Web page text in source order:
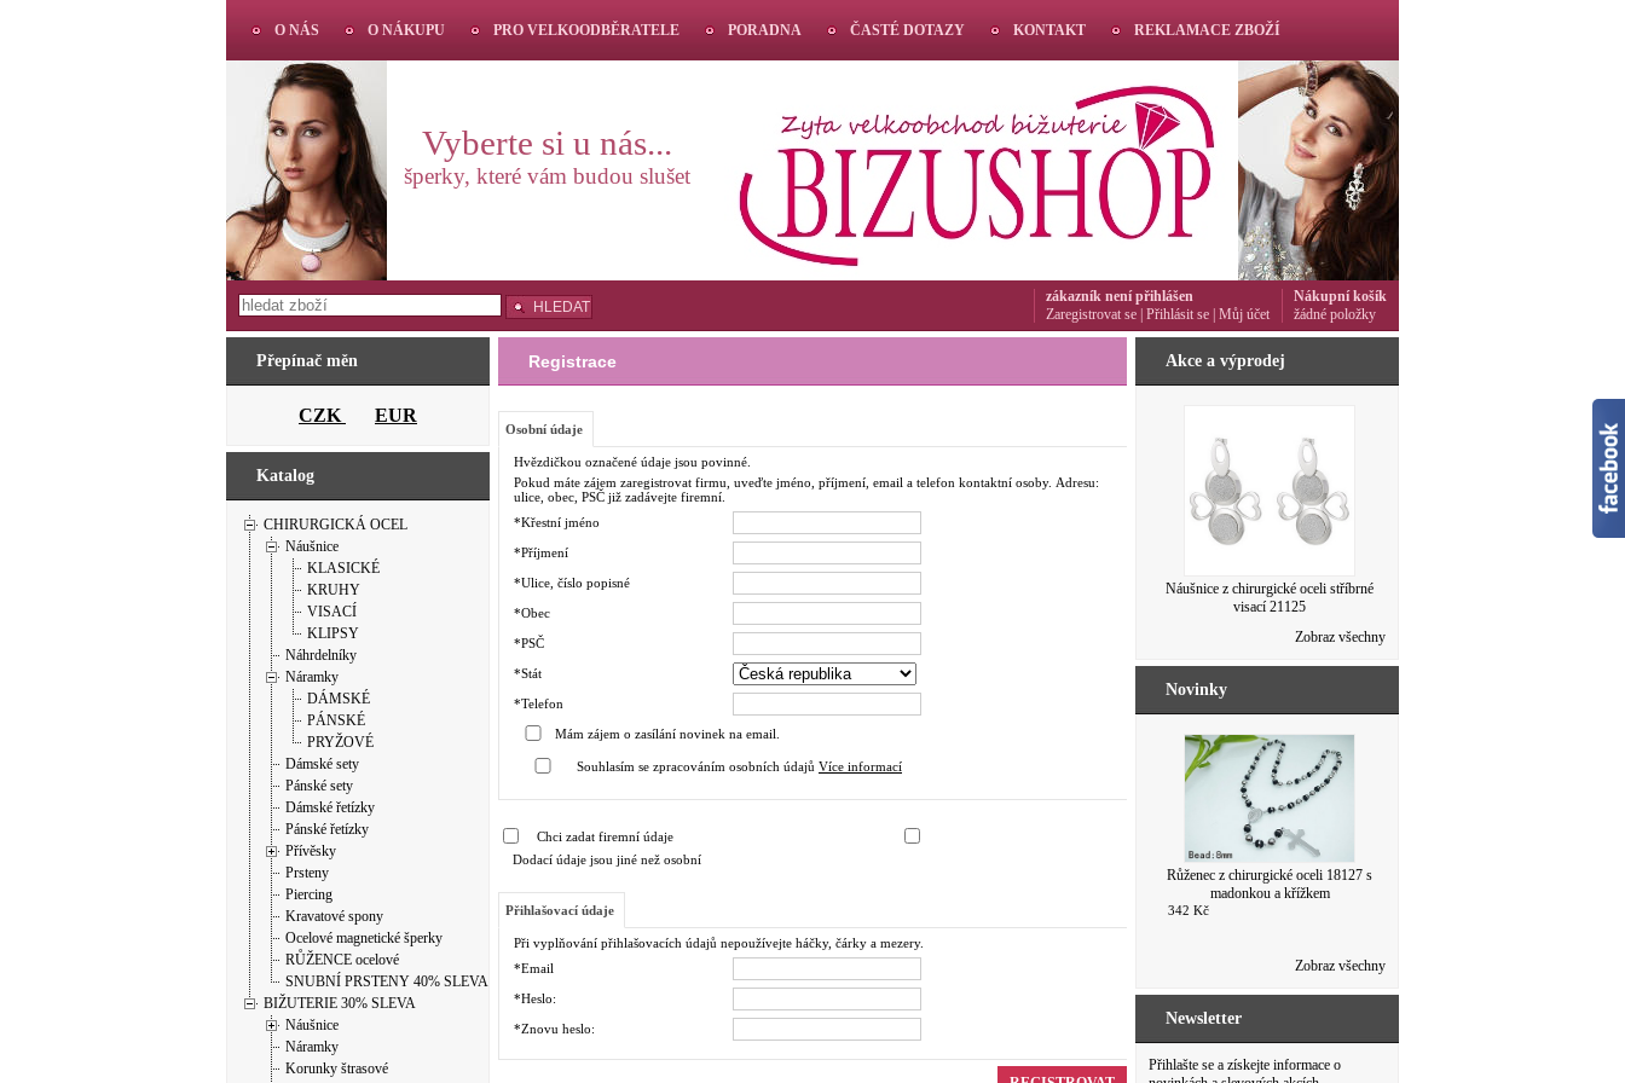
Přepínač měn
CZK EUR
Katalog
CHIRURGICKÁ OCEL
Náušnice
KLASICKÉ
KRUHY
VISACÍ
KLIPSY
Náhrdelníky
Náramky
DÁMSKÉ
PÁNSKÉ
PRYŽOVÉ
Dámské sety
Pánské sety
Dámské řetízky
Pánské řetízky
Přívěsky
Prsteny
Piercing
Kravatové spony
Ocelové magnetické šperky
RŮŽENCE ocelové
SNUBNÍ PRSTENY 40% SLEVA
BIŽUTERIE 30% SLEVA
Náušnice
Náramky
Korunky štrasové
Registrace
Osobní údaje
Hvězdičkou označené údaje jsou povinné.
Pokud máte zájem zaregistrovat firmu, uveďte jméno, příjmení, email a telefon kontaktní osoby. Adresu:
ulice, obec, PSČ již zadávejte firemní.
*Křestní jméno
*Příjmení
*Ulice, číslo popisné
*Obec
*PSČ
*Stát
*Telefon
Mám zájem o zasílání novinek na email.
Souhlasím se zpracováním osobních údajů Více informací
Chci zadat firemní údaje
Dodací údaje jsou jiné než osobní
Přihlašovací údaje
Při vyplňování přihlašovacích údajů nepoužívejte háčky, čárky a mezery.
*Email
*Heslo:
*Znovu heslo:
Akce a výprodej
Náušnice z chirurgické oceli stříbrné
visací 21125
Zobraz všechny
Novinky
Růženec z chirurgické oceli 18127 s
madonkou a křížkem
342 Kč
Zobraz všechny
Newsletter
Přihlašte se a získejte informace o
O NÁS O NÁKUPU PRO VELKOODBĚRATELE PORADNA ČASTÉ DOTAZY KONTAKT REKLAMACE ZBOŽÍ
Vyberte si u nás...
šperky, které vám budou slušet
HLEDAT
Nákupní košík
žádné položky
zákazník není přihlášen
Zaregistrovat se Přihlásit se Můj účet